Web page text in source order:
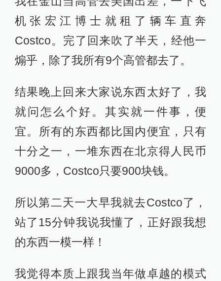
机张宏江博士就租了辆车直奔
Costco。完了回来吹了半天，经他一
煽乎，除了我所有9个高管都去了。
结果晚上回来大家说东西太好了，我
就问怎么个好。其实就一件事，便
宜。所有的东西都比国内便宜，只有
十分之一，一堆东西在北京得人民币
9000多，Costco只要900块钱。
所以第二天一大早我就去Costco了，
站了15分钟我说我懂了，正好跟我想
的东西一模一样！
我觉得本质上跟我当年做卓越的模式